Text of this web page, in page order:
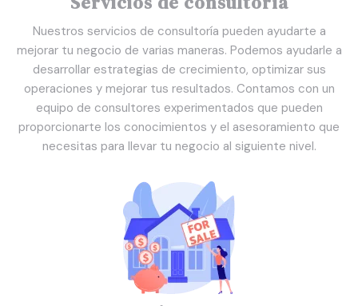
Nuestros servicios de consultoría pueden ayudarte a
mejorar tu negocio de varias maneras. Podemos ayudarle a
desarrollar estrategias de crecimiento, optimizar sus
operaciones y mejorar tus resultados. Contamos con un
equipo de consultores experimentados que pueden
proporcionarte los conocimientos y el asesoramiento que
necesitas para llevar tu negocio al siguiente nivel.